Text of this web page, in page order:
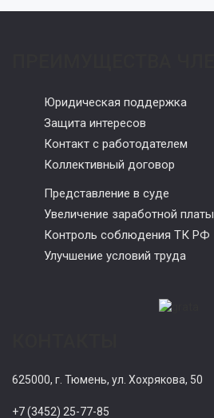
Юридическая поддержка
Защита интересов
Контакт с работодателем
Коллективный договор
Представление в суде
Увеличение заработной платы
Контроль соблюдения ТК РФ
Улучшение условий труда
625000, г. Тюмень, ул. Хохрякова, 50
+7 (3452) 25-77-85